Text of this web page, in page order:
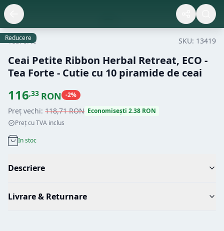
Reducere
TeaForte SKU: 13419
Ceai Petite Ribbon Herbal Retreat, ECO -
Tea Forte - Cutie cu 10 piramide de ceai
116,33 RON -2%
Preț vechi: 118,71RON Economisești 2.38 RON
Preț cu TVA inclus
In stoc
Descriere
Livrare & Returnare